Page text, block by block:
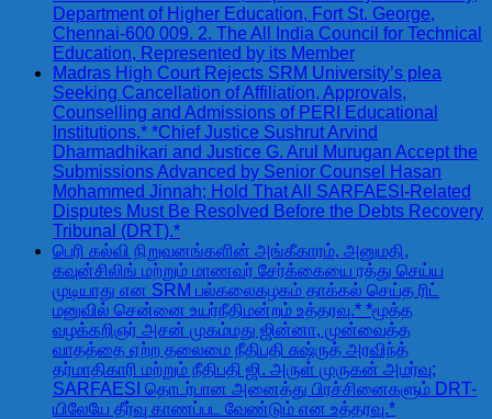
Department of Higher Education, Fort St. George,
Chennai-600 009. 2. The All India Council for Technical
Education, Represented by its Member
Madras High Court Rejects SRM University’s plea
Seeking Cancellation of Affiliation, Approvals,
Counselling and Admissions of PERI Educational
Institutions.* *Chief Justice Sushrut Arvind
Dharmadhikari and Justice G. Arul Murugan Accept the
Submissions Advanced by Senior Counsel Hasan
Mohammed Jinnah; Hold That All SARFAESI-Related
Disputes Must Be Resolved Before the Debts Recovery
Tribunal (DRT).*
பெரி கல்வி நிறுவனங்களின் அங்கீகாரம், அனுமதி,
கவுன்சிலிங் மற்றும் மாணவர் சேர்க்கையை ரத்து செய்ய
முடியாது என SRM பல்கலைகழகம் தாக்கல் செய்த ரிட்
மனுவில் சென்னை உயர்நீதிமன்றம் உத்தரவு.* *மூத்த
வழக்கறிஞர் அசன் முகம்மது ஜின்னா, முன்வைத்த
வாதத்தை ஏற்ற தலைமை நீதிபதி சுஷ்ருத் அரவிந்த்
தர்மாதிகாரி மற்றும் நீதிபதி ஜி. அருள் முருகன் அமர்வு;
SARFAESI தொடர்பான அனைத்து பிரச்சினைகளும் DRT-
யிலேயே தீர்வு காணப்பட வேண்டும் என உத்தரவு.*